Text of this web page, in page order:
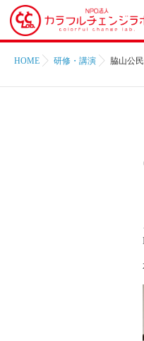
HOME 研修・講演 脇山公